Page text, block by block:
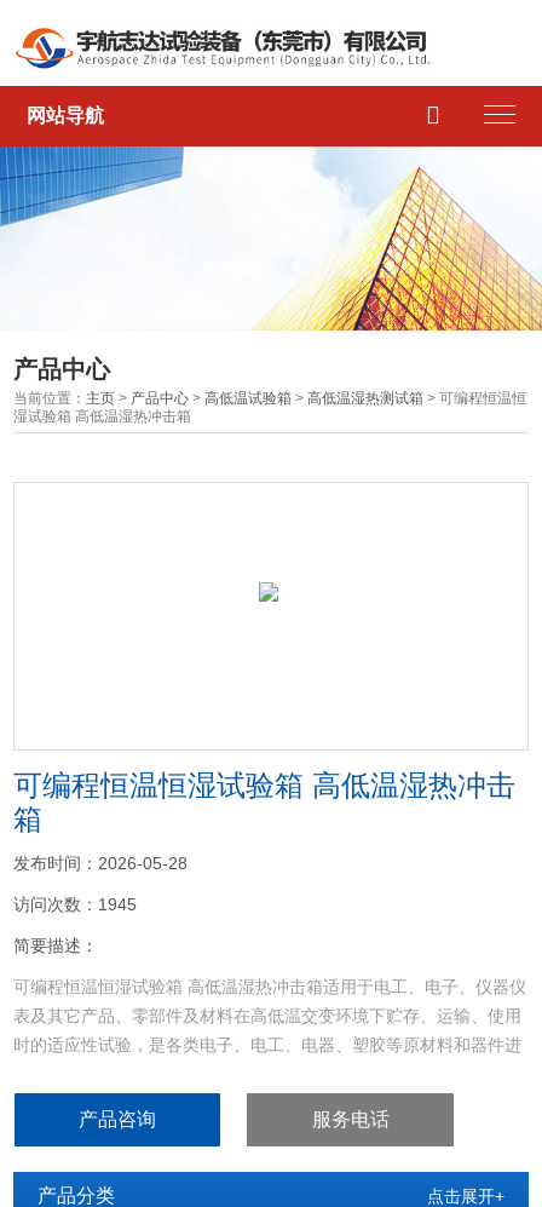
网站导航 
产品中心
当前位置： 主页 > 产品中心 >高低温试验箱 >高低温湿热测试箱 > 可编程恒温恒
湿试验箱 高低温湿热冲击箱
可编程恒温恒湿试验箱 高低温湿热冲击
箱
发布时间：2026-05-28
访问次数：1945
简要描述：
可编程恒温恒湿试验箱 高低温湿热冲击箱适用于电工、电子、仪器仪
表及其它产品、零部件及材料在高低温交变环境下贮存、运输、使用
时的适应性试验，是各类电子、电工、电器、塑胶等原材料和器件进
温、耐低温循环试验。
产品咨询 服务电话
产品分类 点击展开+